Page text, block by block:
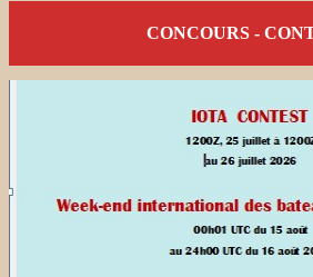
CONCOURS -